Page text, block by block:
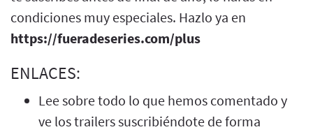
condiciones muy especiales. Hazlo ya en
https://fueradeseries.com/plus
ENLACES:
Lee sobre todo lo que hemos comentado y
ve los trailers suscribiéndote de forma